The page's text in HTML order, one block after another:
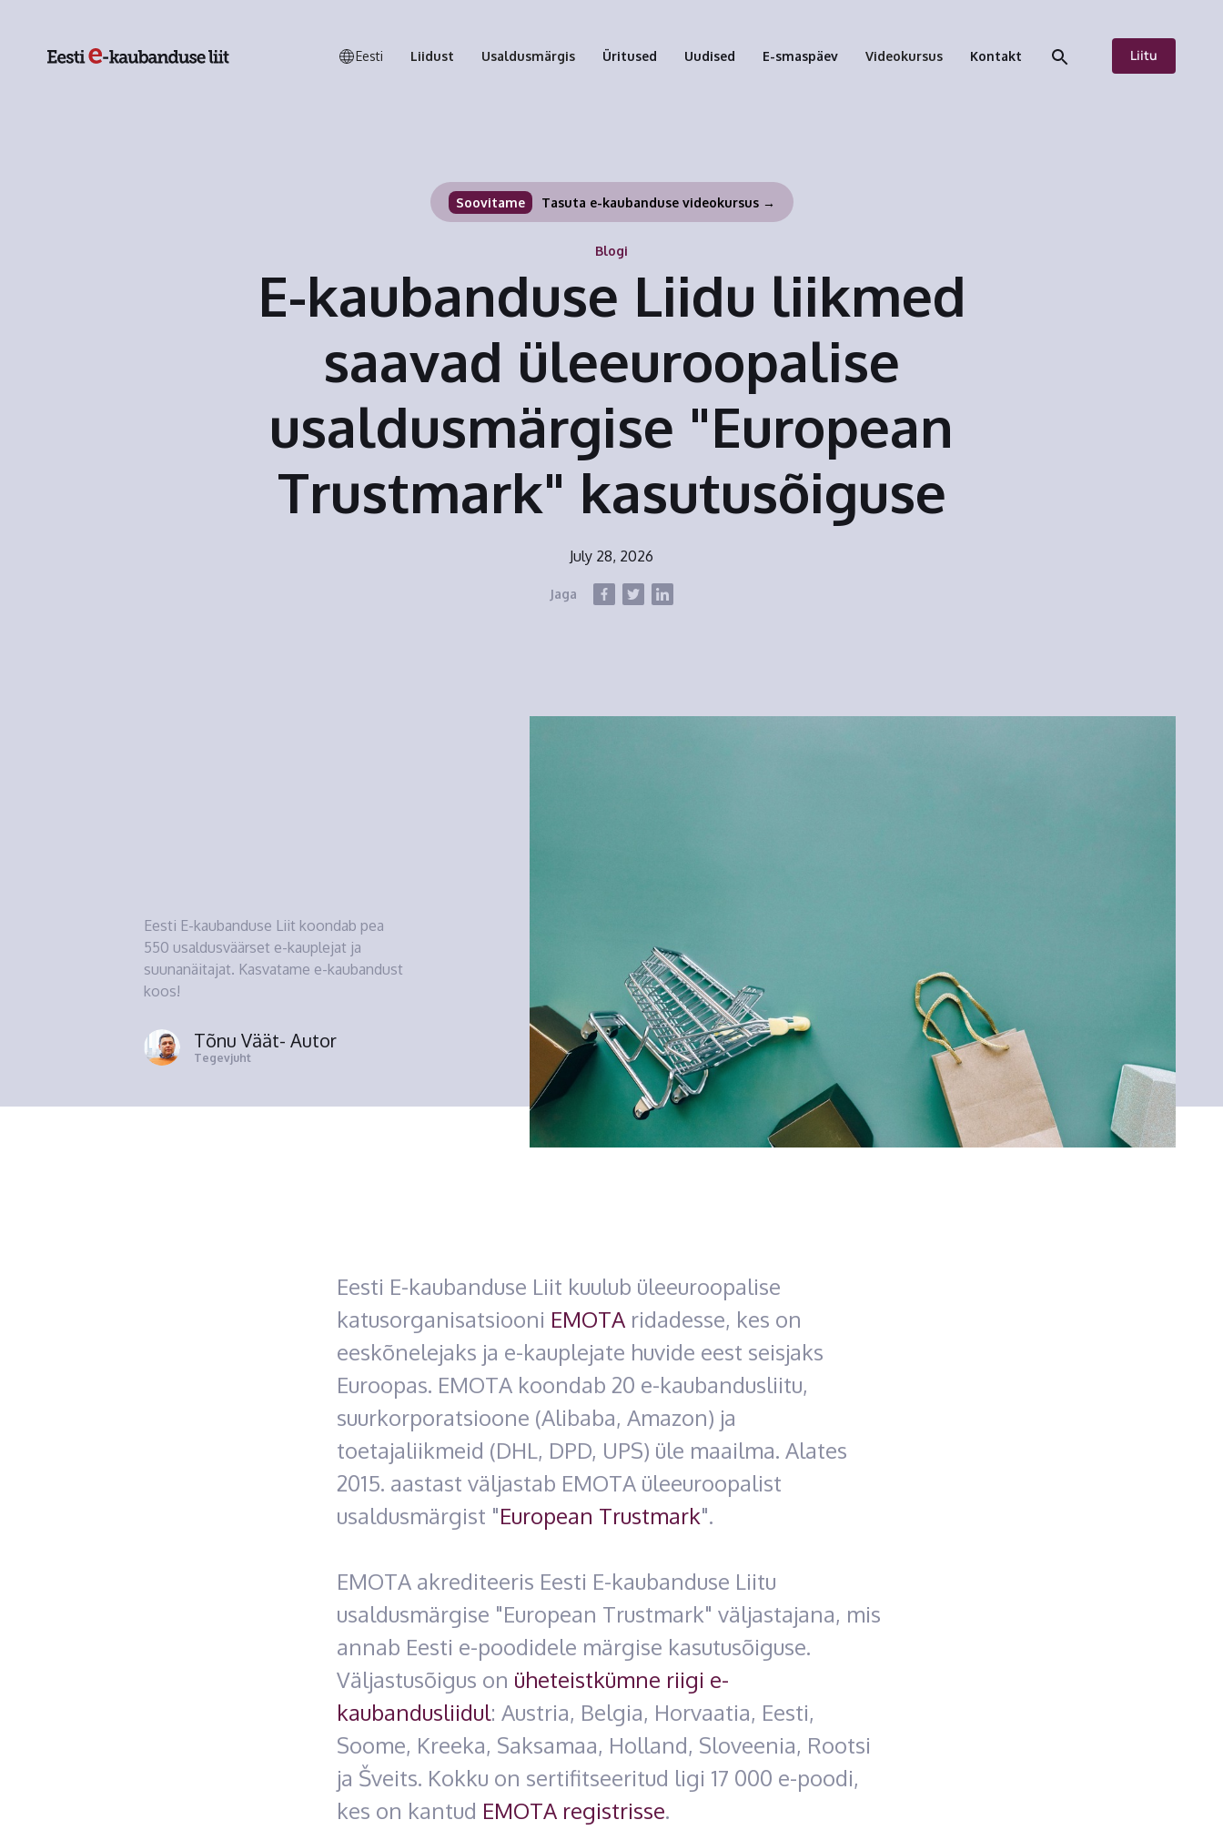
Eesti Liidust Usaldusmärgis Üritused Uudised E-smaspäev Videokursus Kontakt Liitu
Soovitame Tasuta e-kaubanduse videokursus →
Blogi
E-kaubanduse Liidu liikmed
saavad üleeuroopalise
usaldusmärgise "European
Trustmark" kasutusõiguse
July 28, 2026
Jaga
Eesti E-kaubanduse Liit koondab pea
550 usaldusväärset e-kauplejat ja
suunanäitajat. Kasvatame e-kaubandust
koos!
Tõnu Väät- Autor
Tegevjuht
Eesti E-kaubanduse Liit kuulub üleeuroopalise
katusorganisatsiooni EMOTAridadesse, kes on
eeskõnelejaks ja e-kauplejate huvide eest seisjaks
Euroopas. EMOTA koondab 20 e-kaubandusliitu,
suurkorporatsioone (Alibaba, Amazon) ja
toetajaliikmeid (DHL, DPD, UPS) üle maailma. Alates
2015. aastast väljastab EMOTA üleeuroopalist
usaldusmärgist "European Trustmark".
EMOTA akrediteeris Eesti E-kaubanduse Liitu
usaldusmärgise "European Trustmark" väljastajana, mis
annab Eesti e-poodidele märgise kasutusõiguse.
Väljastusõigus on üheteistkümne riigi e-
kaubandusliidul: Austria, Belgia, Horvaatia, Eesti,
Soome, Kreeka, Saksamaa, Holland, Sloveenia, Rootsi
ja Šveits. Kokku on sertifitseeritud ligi 17 000 e-poodi,
kes on kantud EMOTA registrisse.